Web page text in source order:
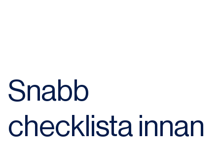
Snabb
checklista innan